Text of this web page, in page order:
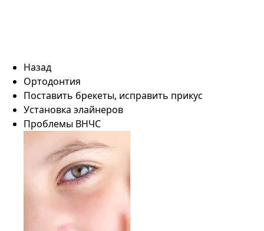
Назад
Ортодонтия
Поставить брекеты, исправить прикус
Установка элайнеров
Проблемы ВНЧС